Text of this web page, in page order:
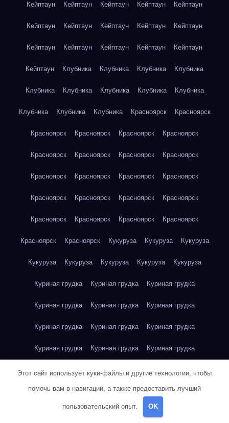
Кейптаун Кейптаун Кейптаун Кейптаун Кейптаун
Кейптаун Кейптаун Кейптаун Кейптаун Кейптаун
Кейптаун Кейптаун Кейптаун Кейптаун Кейптаун
Кейптаун Клубника Клубника Клубника Клубника
Клубника Клубника Клубника Клубника Клубника
Клубника Клубника Клубника Красноярск Красноярск
Красноярск Красноярск Красноярск Красноярск
Красноярск Красноярск Красноярск Красноярск
Красноярск Красноярск Красноярск Красноярск
Красноярск Красноярск Красноярск Красноярск
Красноярск Красноярск Красноярск Красноярск
Красноярск Красноярск Кукуруза Кукуруза Кукуруза
Кукуруза Кукуруза Кукуруза Кукуруза Кукуруза
Куриная грудка Куриная грудка Куриная грудка
Куриная грудка Куриная грудка Куриная грудка
Куриная грудка Куриная грудка Куриная грудка
Куриная грудка Куриная грудка Куриная грудка
Куриная грудка Куриное яйцо Куриное яйцо
Куриное яйцо Куриное яйцо Куриное яйцо Куриное яйцо
Этот сайт использует куки-файлы и другие технологии, чтобы
помочь вам в навигации, а также предоставить лучший
пользовательский опыт. OK